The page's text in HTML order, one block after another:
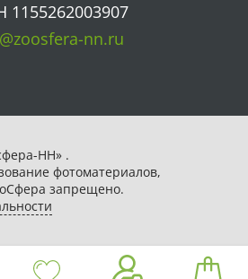
1155262003907
nn.ru
НН» .
фотоматериалов,
запрещено.